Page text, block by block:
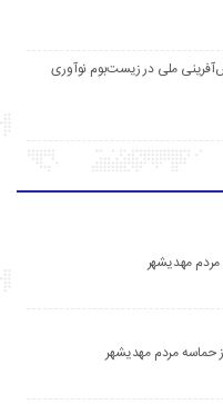
ملی در زیست‌بوم نوآوری
مهدیشهر
مردم مهدیشهر